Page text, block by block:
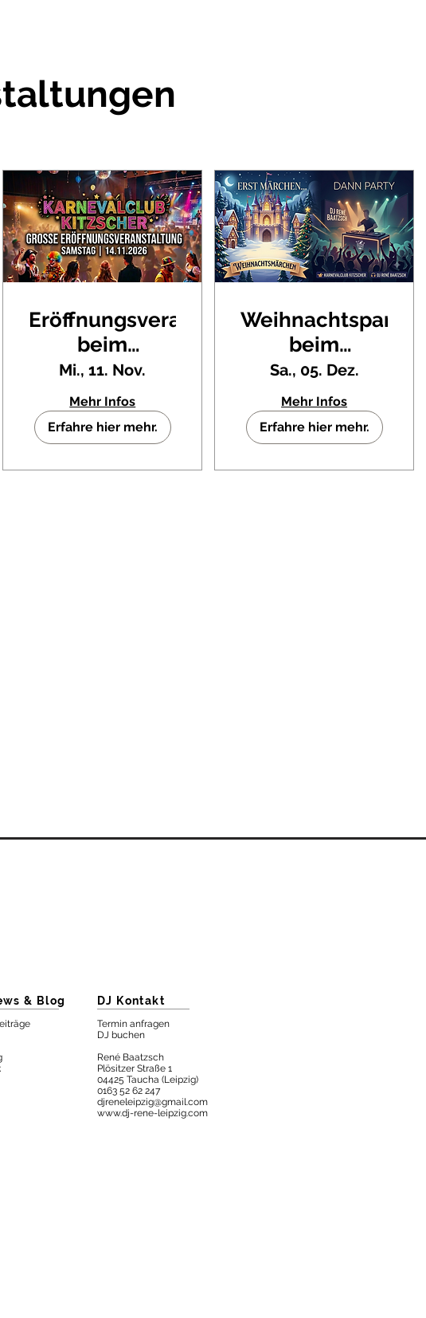
Eröffnungsveranstaltung
beim
Karnevalverein
Kitzscher-
ohee
Mi., 11. Nov.
Mehr Infos
Erfahre hier mehr.
Weihnachtsparty
beim
Karnevalverein
Kitzscher-
ohee
Sa., 05. Dez.
Mehr Infos
Erfahre hier mehr.
& Blog DJ Kontakt
Termin anfragen
DJ buchen
René Baatzsch
Plösitzer Straße 1
04425 Taucha (Leipzig)
0163 52 62 247
djreneleipzig@gmail.com
www.dj-rene-leipzig.com